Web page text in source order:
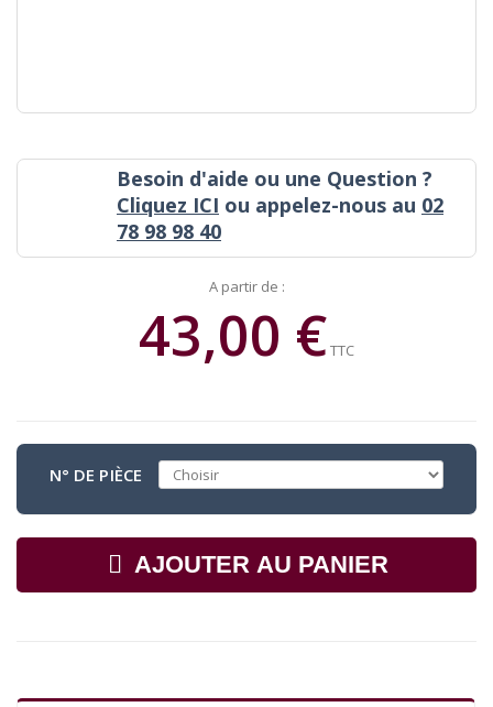
Besoin d'aide ou une Question ?
Cliquez ICI ou appelez-nous au 02
78 98 98 40
A partir de :
43,00 €TTC
N° DE PIÈCE
AJOUTER AU PANIER